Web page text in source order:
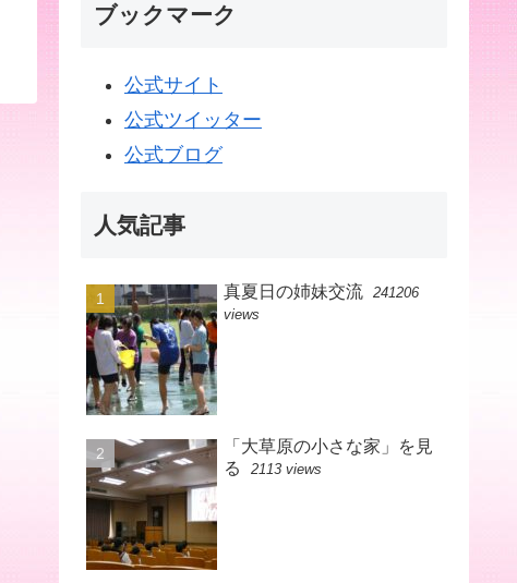
ブックマーク
公式サイト
公式ツイッター
公式ブログ
人気記事
真夏日の姉妹交流 241206
views
「大草原の小さな家」を見
る
2113 views